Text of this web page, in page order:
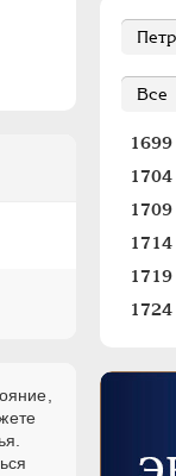
1699
1704
1709
1714
1719
1724